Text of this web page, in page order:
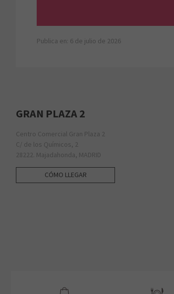
Publica en: 6 de julio de 2026
GRAN PLAZA 2
Centro Comercial Gran Plaza 2
C/ de los Químicos, 2
28222. Majadahonda, MADRID
CÓMO LLEGAR